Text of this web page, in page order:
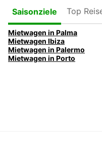
Saisonziele
Top
Mietwagen in Palma
Mietwagen Ibiza
Mietwagen in Palermo
Mietwagen in Porto